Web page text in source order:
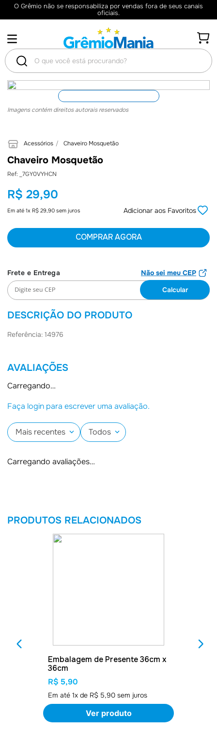
O Grêmio não se responsabiliza por vendas fora de seus canais
oficiais.
O que você está procurando?
Imagens contém direitos autorais reservados
Acessórios Chaveiro Mosquetão
Chaveiro Mosquetão
: _7GY0VYHCN
R$ 29,90
Em até 1x R$ 29,90 sem juros Adicionar aos Favoritos
COMPRAR AGORA
Não sei meu CEP
DESCRIÇÃO DO PRODUTO
Referência: 14976
AVALIAÇÕES
Carregando…
Faça login para escrever uma avaliação.
Mais recentes Todos
Carregando avaliações…
PRODUTOS RELACIONADOS
Embalagem de Presente 36cm x
36cm
R$ 5,90
Em até 1x de R$ 5,90 sem juros
Ver produto
TERMOS
5º Camiseta
6º Jaqueta
9º Bolsa
10º Boné